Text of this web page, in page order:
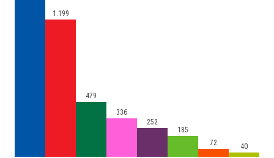
1.199
479
336
252
185
72
40